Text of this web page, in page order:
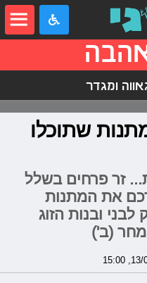
ומגדר
שתוכלו
זר פרחים בשלל
את המתנות
ובנות הזוג
מחר (ב')